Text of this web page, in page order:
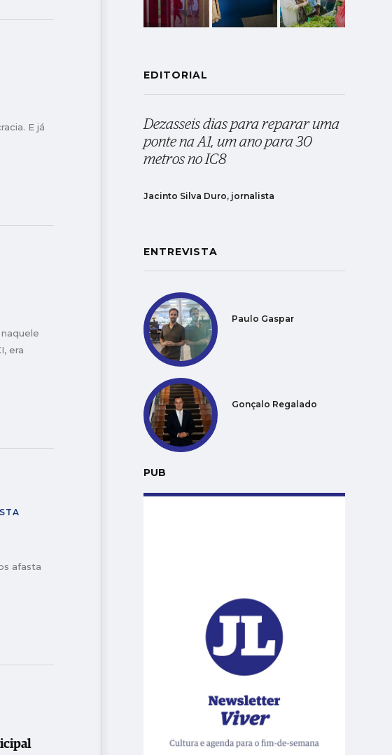
E já
era
afasta
EDITORIAL
Dezasseis dias para reparar uma
ponte na A1, um ano para 30
metros no IC8
Jacinto Silva Duro, jornalista
ENTREVISTA
Paulo Gaspar
Gonçalo Regalado
PUB